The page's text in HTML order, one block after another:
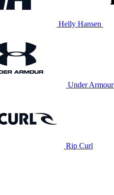
Helly Hansen
Under Armour
Rip Curl